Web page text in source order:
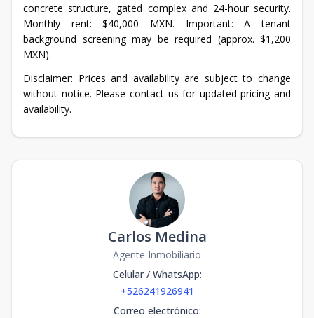
concrete structure, gated complex and 24-hour security.
Monthly rent: $40,000 MXN. Important: A tenant
background screening may be required (approx. $1,200
MXN).
Disclaimer: Prices and availability are subject to change
without notice. Please contact us for updated pricing and
availability.
Carlos Medina
Agente Inmobiliario
Celular / WhatsApp:
+526241926941
Correo electrónico: